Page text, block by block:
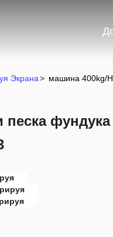
Экрана> машина 400kg/H
песка